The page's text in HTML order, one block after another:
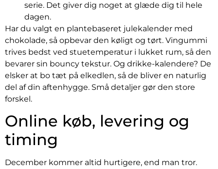
serie. Det giver dig noget at glæde dig til hele
dagen.
Har du valgt en plantebaseret julekalender med
chokolade, så opbevar den køligt og tørt. Vingummi
trives bedst ved stuetemperatur i lukket rum, så den
bevarer sin bouncy tekstur. Og drikke-kalendere? De
elsker at bo tæt på elkedlen, så de bliver en naturlig
del af din aftenhygge. Små detaljer gør den store
forskel.
Online køb, levering og
timing
December kommer altid hurtigere, end man tror.